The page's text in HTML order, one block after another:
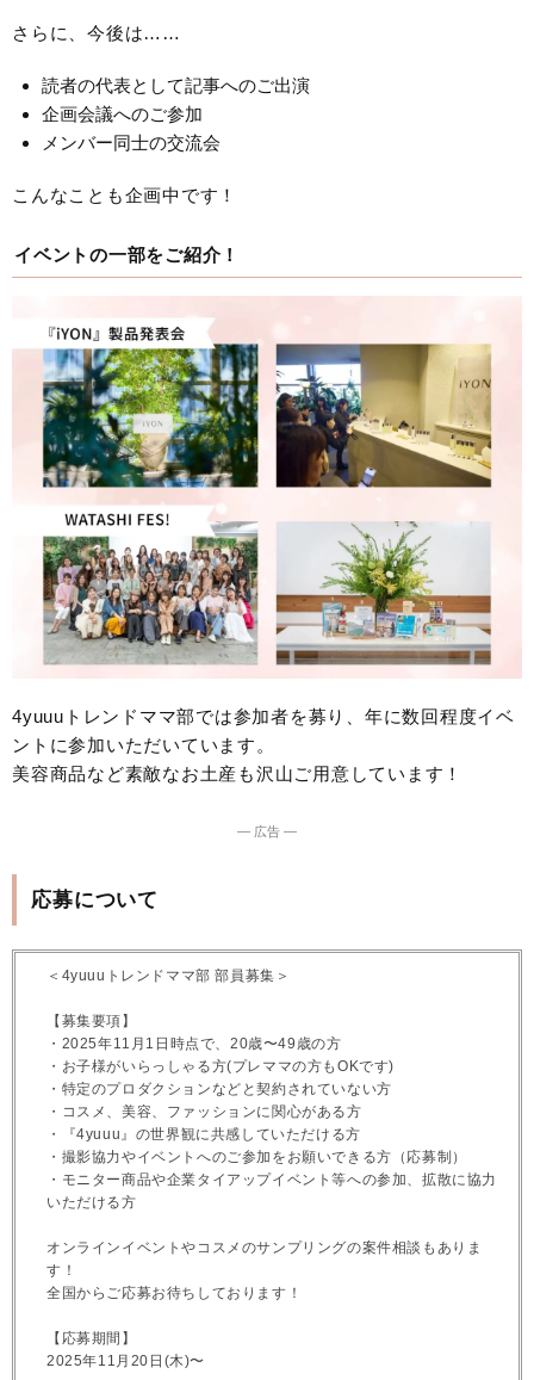
さらに、今後は……
読者の代表として記事へのご出演
企画会議へのご参加
メンバー同士の交流会
こんなことも企画中です！
イベントの一部をご紹介！
4yuuuトレンドママ部では参加者を募り、年に数回程度イベ
ントに参加いただいています。
美容商品など素敵なお土産も沢山ご用意しています！
― 広告 ―
応募について
＜4yuuuトレンドママ部 部員募集＞
【募集要項】
・2025年11月1日時点で、20歳〜49歳の方
・お子様がいらっしゃる方(プレママの方もOKです)
・特定のプロダクションなどと契約されていない方
・コスメ、美容、ファッションに関心がある方
・『4yuuu』の世界観に共感していただける方
・撮影協力やイベントへのご参加をお願いできる方（応募制）
・モニター商品や企業タイアップイベント等への参加、拡散に協力
いただける方
オンラインイベントやコスメのサンプリングの案件相談もありま
す！
全国からご応募お待ちしております！
【応募期間】
2025年11月20日(木)〜